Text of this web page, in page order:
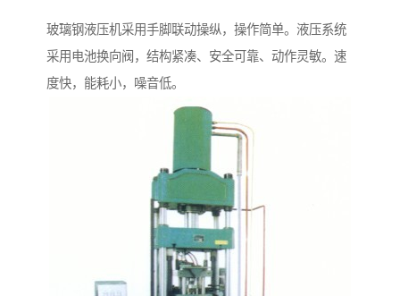
玻璃钢液压机采用手脚联动操纵，操作简单。液压系统
采用电池换向阀，结构紧凑、安全可靠、动作灵敏。速
度快，能耗小，噪音低。